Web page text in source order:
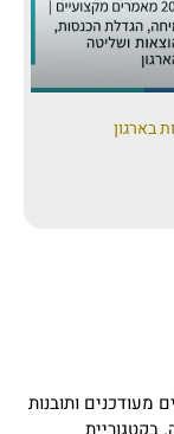
בארגון
מעודכנים ותובנות